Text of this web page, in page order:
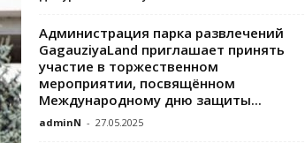
Администрация парка развлечений
GagauziyaLand приглашает принять
участие в торжественном
мероприятии, посвящённом
Международному дню защиты...
adminN - 27.05.2025